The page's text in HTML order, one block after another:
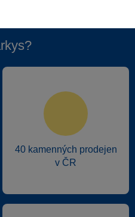
40 kamenných prodejen
v ČR